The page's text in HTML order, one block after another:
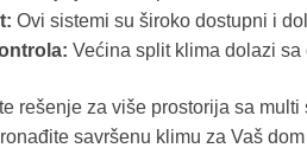
Ovi sistemi su široko dostupni i
Većina split klima dolazi
rešenje za više prostorija sa
savršenu klimu za Vaš